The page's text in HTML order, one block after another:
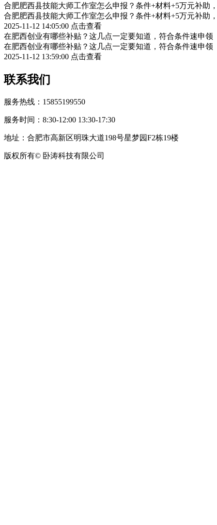
合肥肥西县技能大师工作室怎么申报？条件+材料+5万元补助
合肥肥西县技能大师工作室怎么申报？条件+材料+5万元补助
2025-11-12 14:05:00 点击查看
在肥西创业有哪些补贴？这几点一定要知道，符合条件速申领
在肥西创业有哪些补贴？这几点一定要知道，符合条件速申领
2025-11-12 13:59:00 点击查看
联系我们
服务热线：15855199550
服务时间：8:30-12:00 13:30-17:30
地址：合肥市高新区明珠大道198号星梦园F2栋19楼
版权所有© 卧涛科技有限公司